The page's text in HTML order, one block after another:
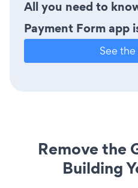
All you need to
Payment Form app
See
Remove the
Building